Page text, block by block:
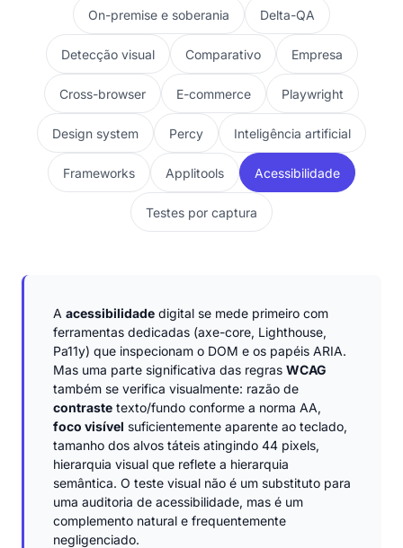
On-premise e soberania Delta-QA
Detecção visual Comparativo Empresa
Cross-browser E-commerce Playwright
Design system Percy Inteligência artificial
Frameworks Applitools Acessibilidade
Testes por captura
A acessibilidade digital se mede primeiro com
ferramentas dedicadas (axe-core, Lighthouse,
Pa11y) que inspecionam o DOM e os papéis ARIA.
Mas uma parte significativa das regras WCAG
também se verifica visualmente: razão de
contraste texto/fundo conforme a norma AA,
foco visível suficientemente aparente ao teclado,
tamanho dos alvos táteis atingindo 44 pixels,
hierarquia visual que reflete a hierarquia
semântica. O teste visual não é um substituto para
uma auditoria de acessibilidade, mas é um
complemento natural e frequentemente
negligenciado.